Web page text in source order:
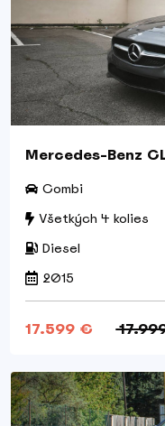
Mercedes-Benz
Combi
Všetkých 4 kolies
Diesel
2015
17.599 €